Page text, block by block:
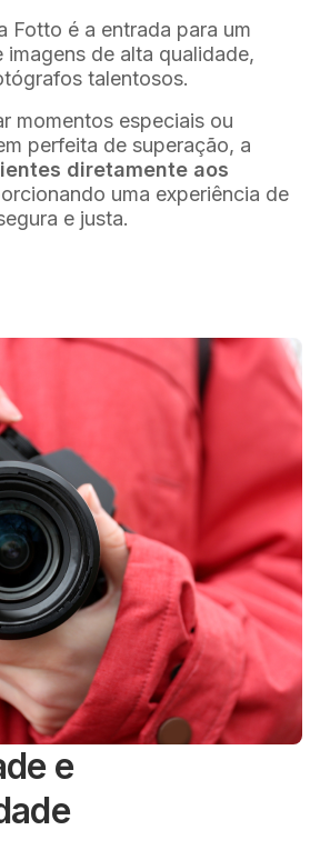
Fotto é a entrada para um
de alta qualidade,
talentosos.
momentos especiais ou
perfeita de superação, a
diretamente aos
uma experiência de
e justa.
e